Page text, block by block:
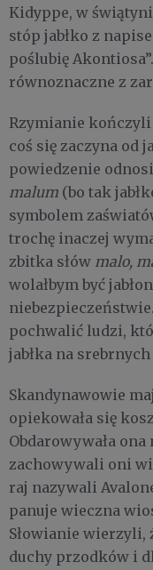
Kidyppe, w
stóp jabłko z
poślubię
równoznaczne z
Rzymianie kończyli
coś się zaczyna od
powiedzenie
malum (bo tak
symbolem
trochę inaczej
zbitka słów malo,
wolałbym być
pochwalić ludzi,
jabłka na
Skandynawowie
opiekowała się
Obdarowywała
zachowywali oni
raj nazywali
panuje wieczna
Słowianie wierzyli,
duchy przodków i